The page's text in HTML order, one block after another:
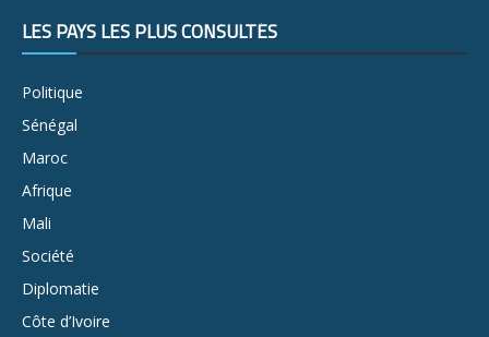
LES PAYS LES PLUS CONSULTÉS
Politique
Sénégal
Maroc
Afrique
Mali
Société
Diplomatie
Côte d’Ivoire